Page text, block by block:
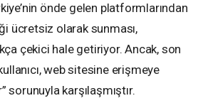
önde gelen platformlarından
ücretsiz olarak sunması,
çekici hale getiriyor. Ancak, son
web sitesine erişmeye
sorunuyla karşılaşmıştır.